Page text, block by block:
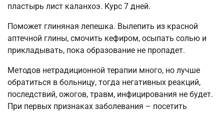
пластырь лист каланхоэ. Курс 7 дней.
Поможет глиняная лепешка. Вылепить из красной
аптечной глины, смочить кефиром, осыпать солью и
прикладывать, пока образование не пропадет.
Методов нетрадиционной терапии много, но лучше
обратиться в больницу, тогда негативных реакций,
последствий, ожогов, травм, инфицирования не будет.
При первых признаках заболевания – посетить